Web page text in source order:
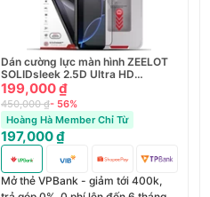
Dán cường lực màn hình ZEELOT
SOLIDsleek 2.5D Ultra HD
iPhone 17 Pro Max
199,000 ₫
450,000 ₫- 56%
Hoàng Hà Member Chỉ Từ
197,000 ₫
Mở thẻ VPBank - giảm tới 400k,